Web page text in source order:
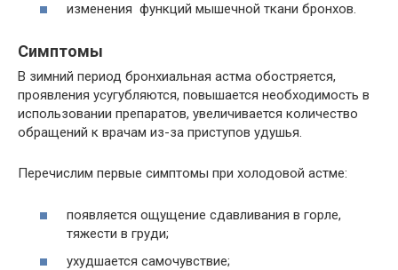
изменения функций мышечной ткани бронхов.
Симптомы
В зимний период бронхиальная астма обостряется,
проявления усугубляются, повышается необходимость в
использовании препаратов, увеличивается количество
обращений к врачам из-за приступов удушья.
Перечислим первые симптомы при холодовой астме:
появляется ощущение сдавливания в горле,
тяжести в груди;
ухудшается самочувствие;